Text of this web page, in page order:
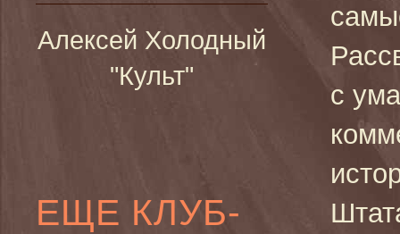
Алексей Холодный
"Культ"
ЕЩЕ КЛУБ-
с